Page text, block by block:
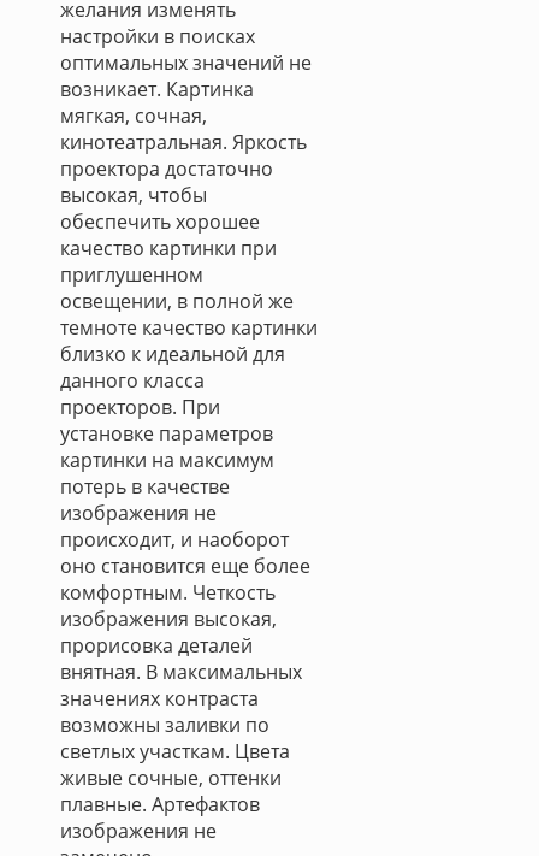
желания изменять
настройки в поисках
оптимальных значений не
возникает. Картинка
мягкая, сочная,
кинотеатральная. Яркость
проектора достаточно
высокая, чтобы
обеспечить хорошее
качество картинки при
приглушенном
освещении, в полной же
темноте качество картинки
близко к идеальной для
данного класса
проекторов. При
установке параметров
картинки на максимум
потерь в качестве
изображения не
происходит, и наоборот
оно становится еще более
комфортным. Четкость
изображения высокая,
прорисовка деталей
внятная. В максимальных
значениях контраста
возможны заливки по
светлых участкам. Цвета
живые сочные, оттенки
плавные. Артефактов
изображения не